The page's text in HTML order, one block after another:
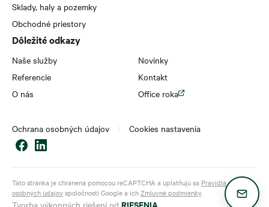
Sklady, haly a pozemky
Obchodné priestory
Dôležité odkazy
Naše služby
Referencie
O nás
Novinky
Kontakt
Office roka
Ochrana osobných údajov Cookies nastavenia
Táto stránka je chránená pomocou reCAPTCHA a uplatňujú sa Pravidlá ochrany
osobných údajovspoločnosti Google a ichZmluvné podmienky.
Tvorba výkonných riešení od RIESENIA